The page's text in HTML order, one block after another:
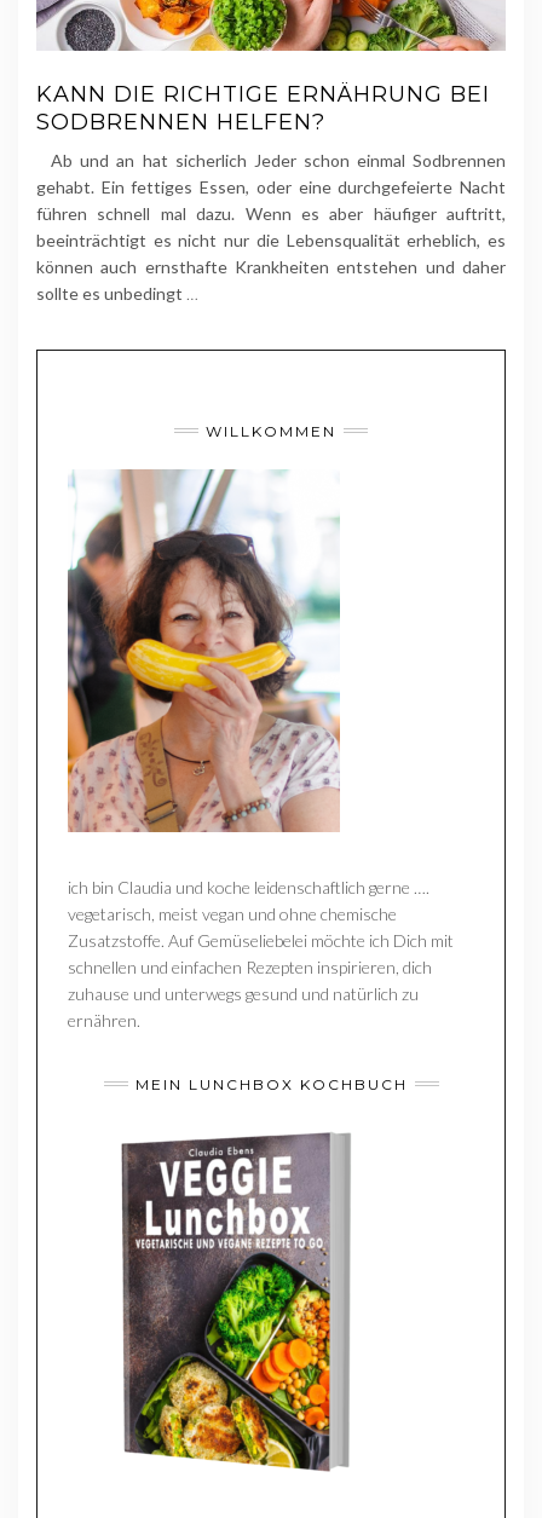
KANN DIE RICHTIGE ERNÄHRUNG BEI
SODBRENNEN HELFEN?
Ab und an hat sicherlich Jeder schon einmal Sodbrennen
gehabt. Ein fettiges Essen, oder eine durchgefeierte Nacht
führen schnell mal dazu. Wenn es aber häufiger auftritt,
beeinträchtigt es nicht nur die Lebensqualität erheblich, es
können auch ernsthafte Krankheiten entstehen und daher
sollte es unbedingt …
WILLKOMMEN
ich bin Claudia und koche leidenschaftlich gerne ….
vegetarisch, meist vegan und ohne chemische
Zusatzstoffe. Auf Gemüseliebelei möchte ich Dich mit
schnellen und einfachen Rezepten inspirieren, dich
zuhause und unterwegs gesund und natürlich zu
ernähren.
MEIN LUNCHBOX KOCHBUCH